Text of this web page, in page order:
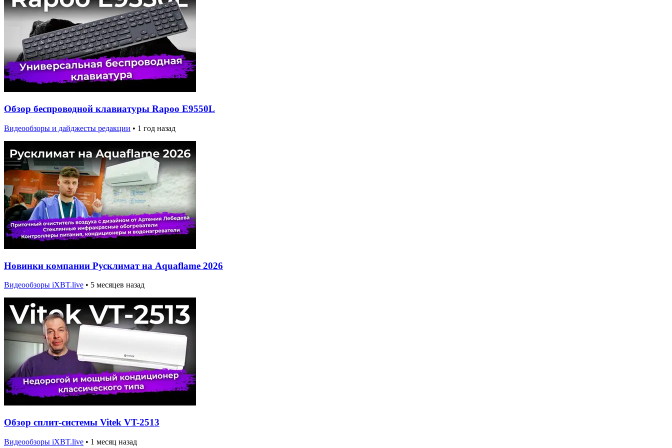
Обзор беспроводной клавиатуры Rapoo E9550L
Видеообзоры и дайджесты редакции • 1 год назад
Новинки компании Русклимат на Aquaflame 2026
Видеообзоры iXBT.live • 5 месяцев назад
Обзор сплит-системы Vitek VT-2513
Видеообзоры iXBT.live • 1 месяц назад